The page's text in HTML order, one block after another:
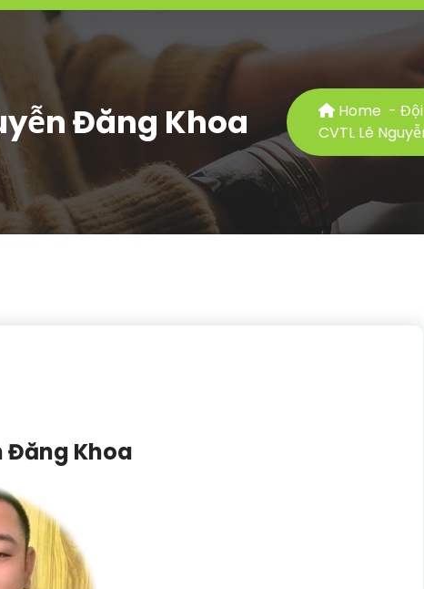
Đăng Khoa Home -
CVTL Lê
Đăng Khoa